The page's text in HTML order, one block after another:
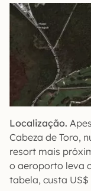
Localização.
Cabeza de Toro,
resort mais
o aeroporto leva
tabela, custa US$